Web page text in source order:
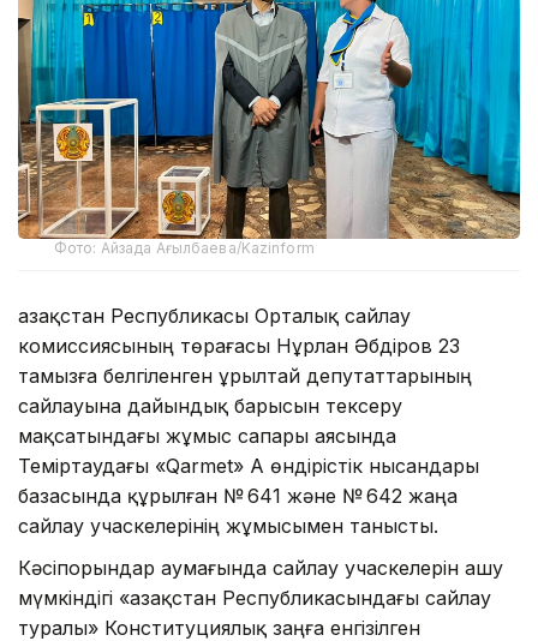
Фото: Айзада Ағылбаева/Kazinform
Қазақстан Республикасы Орталық сайлау
комиссиясының төрағасы Нұрлан Әбдіров 23
тамызға белгіленген Құрылтай депутаттарының
сайлауына дайындық барысын тексеру
мақсатындағы жұмыс сапары аясында
Теміртаудағы «Qarmet» АҚ өндірістік нысандары
базасында құрылған № 641 және № 642 жаңа
сайлау учаскелерінің жұмысымен танысты.
Кәсіпорындар аумағында сайлау учаскелерін ашу
мүмкіндігі «Қазақстан Республикасындағы сайлау
туралы» Конституциялық заңға енгізілген